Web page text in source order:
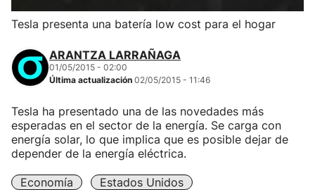
Tesla presenta una batería low cost para el hogar
ARANTZA LARRAÑAGA
01/05/2015 - 02:00
Última actualización 02/05/2015 - 11:46
Tesla ha presentado una de las novedades más
esperadas en el sector de la energía. Se carga con
energía solar, lo que implica que es posible dejar de
depender de la energía eléctrica.
Economía Estados Unidos